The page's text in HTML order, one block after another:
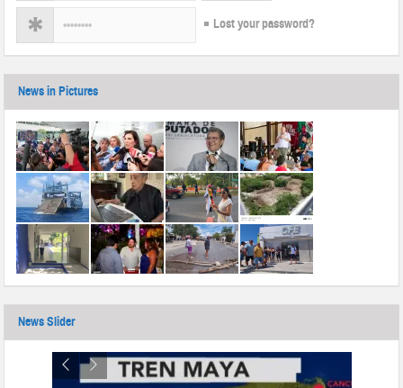
Lost your password?
News in Pictures
News Slider